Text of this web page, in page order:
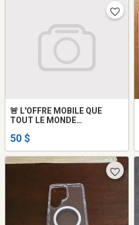
🚨 L'OFFRE MOBILE QUE
TOUT LE MONDE
50 $